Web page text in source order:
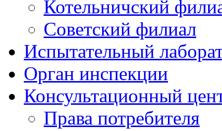
Котельничский
Советский филиал
Испытательный
Орган инспекции
Консультационный
Права потребителя